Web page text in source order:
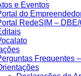
e Eventos
do
RedeSIM –
Frequentes